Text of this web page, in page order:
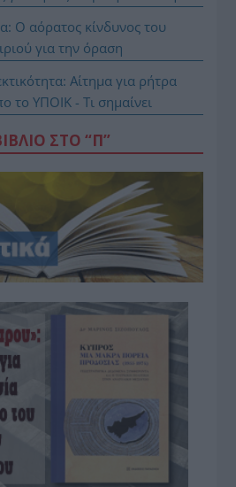
Ο αόρατος κίνδυνος του
για την όραση
Αίτημα για ρήτρα
το ΥΠΟΙΚ - Τι σημαίνει
ΣΤΟ “Π”